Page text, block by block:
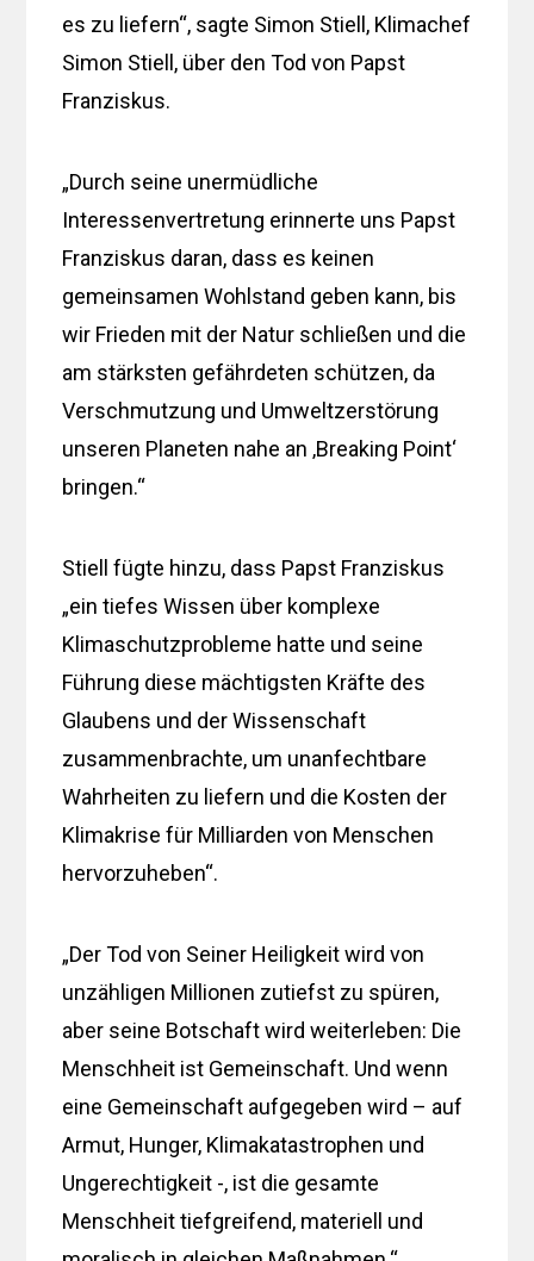
es zu liefern“, sagte Simon Stiell, Klimachef
Simon Stiell, über den Tod von Papst
Franziskus.
„Durch seine unermüdliche
Interessenvertretung erinnerte uns Papst
Franziskus daran, dass es keinen
gemeinsamen Wohlstand geben kann, bis
wir Frieden mit der Natur schließen und die
am stärksten gefährdeten schützen, da
Verschmutzung und Umweltzerstörung
unseren Planeten nahe an ‚Breaking Point‘
bringen.“
Stiell fügte hinzu, dass Papst Franziskus
„ein tiefes Wissen über komplexe
Klimaschutzprobleme hatte und seine
Führung diese mächtigsten Kräfte des
Glaubens und der Wissenschaft
zusammenbrachte, um unanfechtbare
Wahrheiten zu liefern und die Kosten der
Klimakrise für Milliarden von Menschen
hervorzuheben“.
„Der Tod von Seiner Heiligkeit wird von
unzähligen Millionen zutiefst zu spüren,
aber seine Botschaft wird weiterleben: Die
Menschheit ist Gemeinschaft. Und wenn
eine Gemeinschaft aufgegeben wird – auf
Armut, Hunger, Klimakatastrophen und
Ungerechtigkeit -, ist die gesamte
Menschheit tiefgreifend, materiell und